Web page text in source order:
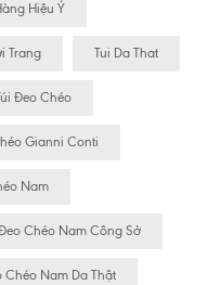
Hiệu Ý
Trang Tui Da That
Đeo Chéo
Gianni Conti
Nam
Chéo Nam Công Sở
Chéo Nam Da Thật